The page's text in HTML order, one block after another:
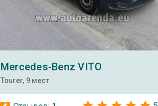
Mercedes-Benz VITO
Tourer, 9 мест